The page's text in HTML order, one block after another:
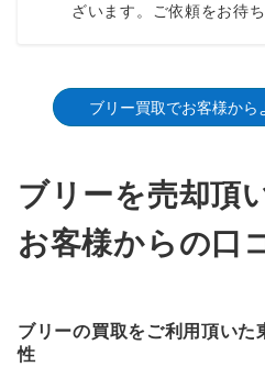
ざいます。ご依頼をお待
ブリー買取でお客様から
ブリーを売却頂
お客様からの口
ブリーの買取をご利用頂い
性